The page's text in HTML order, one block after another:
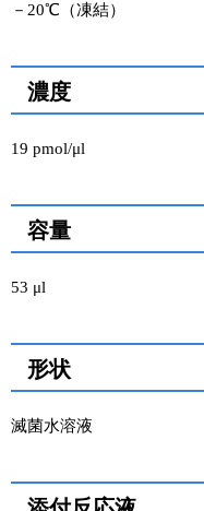
－20℃（凍結）
濃度
19 pmol/μl
容量
53 μl
形状
滅菌水溶液